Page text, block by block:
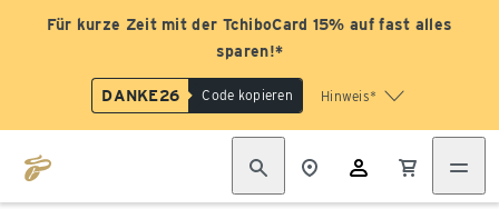
Für kurze Zeit mit der TchiboCard 15% auf fast alles
sparen!*
DANKE26 Code kopieren Hinweis*